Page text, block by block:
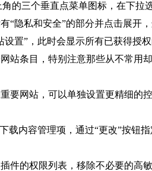
的三个垂直点菜单图标，在下拉
“隐私和安全”的部分并点击展开
置”，此时会显示所有已获得授
站条目，特别注意那些从不常
要网站，可以单独设置更精细
载内容管理项，通过“更改”按
件的权限列表，移除不必要的高